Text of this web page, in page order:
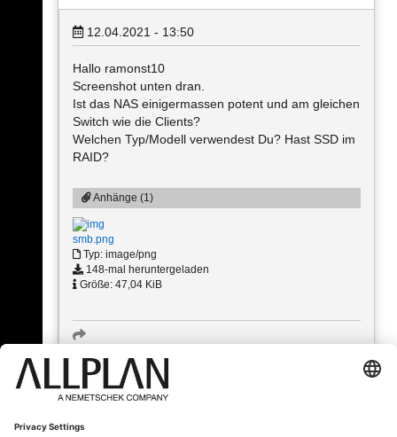
12.04.2021 - 13:50
Hallo ramonst10
Screenshot unten dran.
Ist das NAS einigermassen potent und am gleichen
Switch wie die Clients?
Welchen Typ/Modell verwendest Du? Hast SSD im
RAID?
Anhänge (1)
smb.png
Typ: image/png
148-mal heruntergeladen
Größe: 47,04 KiB
« Zurück